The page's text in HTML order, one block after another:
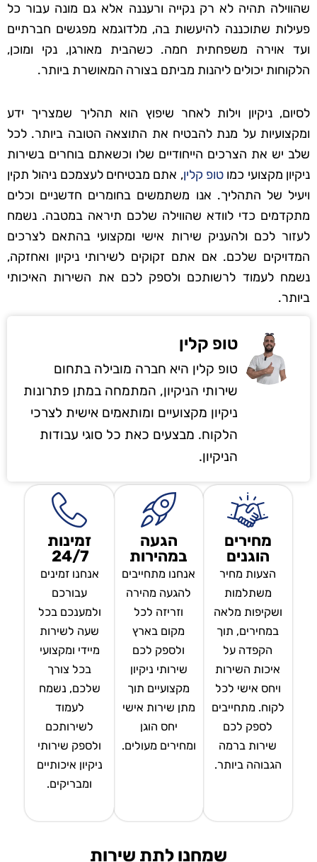
שהווילה תהיה לא רק נקייה ורעננה אלא גם מונה עבור כל
פעילות שתוכננה להיעשות בה, מלדוגמא מפגשים חברתיים
ועד אוירה משפחתית חמה. כשהבית מאורגן, נקי ומוכן,
הלקוחות יכולים ליהנות מביתם בצורה המאושרת ביותר.
לסיום, ניקיון וילות לאחר שיפוץ הוא תהליך שמצריך ידע
ומקצועיות על מנת להבטיח את התוצאה הטובה ביותר. לכל
שלב יש את הצרכים הייחודיים שלו וכשאתם בוחרים בשירות
ניקיון מקצועי כמו טופ קלין, אתם מבטיחים לעצמכם ניהול תקין
ויעיל של התהליך. אנו משתמשים בחומרים חדשניים וכלים
מתקדמים כדי לוודא שהווילה שלכם תיראה במטבה. נשמח
לעזור לכם ולהעניק שירות אישי ומקצועי בהתאם לצרכים
המדויקים שלכם. אם אתם זקוקים לשירותי ניקיון ואחזקה,
נשמח לעמוד לרשותכם ולספק לכם את השירות האיכותי
ביותר.
טופ קלין
טופ קלין היא חברה מובילה בתחום
שירותי הניקיון, המתמחה במתן פתרונות
ניקיון מקצועיים ומותאמים אישית לצרכי
הלקוח. מבצעים כאת כל סוגי עבודות
הניקיון.
מחירים
הוגנים
הצעות מחיר
משתלמות
ושקיפות מלאה
במחירים, תוך
הקפדה על
איכות השירות
ויחס אישי לכל
לקוח. מתחייבים
לספק לכם
שירות ברמה
הגבוהה ביותר.
הגעה
במהירות
אנחנו מתחייבים
להגעה מהירה
וזריזה לכל
מקום בארץ
ולספק לכם
שירותי ניקיון
מקצועיים תוך
מתן שירות אישי
יחס הוגן
ומחירים מעולים.
זמינות
24/7
אנחנו זמינים
עבורכם
ולמענכם בכל
שעה לשירות
מיידי ומקצועי
בכל צורך
שלכם, נשמח
לעמוד
לשירותכם
ולספק שירותי
ניקיון איכותיים
ומבריקים.
שמחנו לתת שירות